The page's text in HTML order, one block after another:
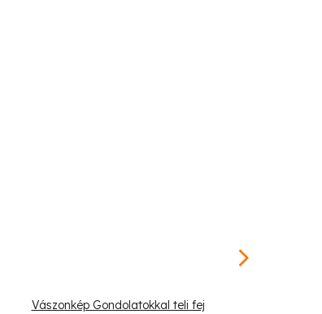
Vászonkép Gondolatokkal teli fej